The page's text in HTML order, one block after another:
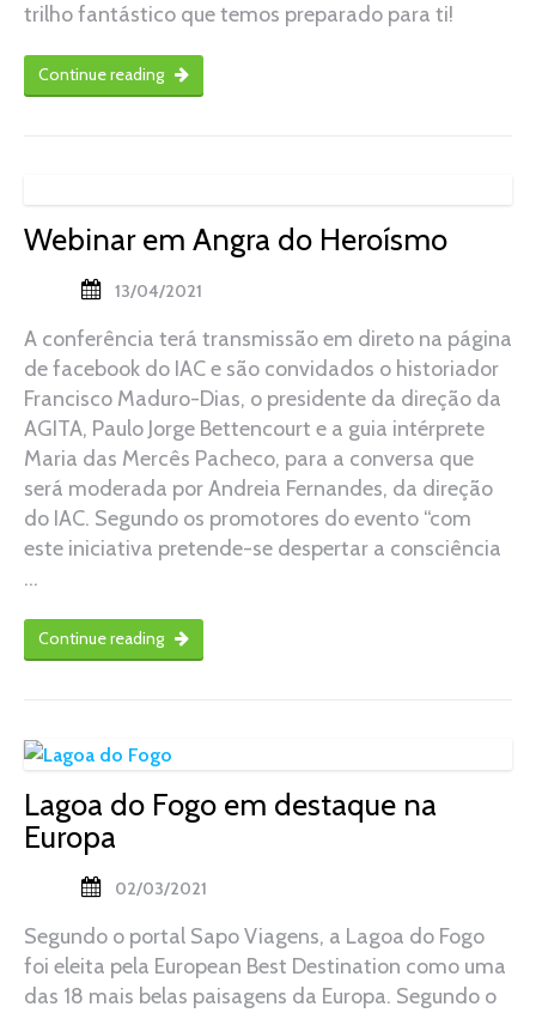
trilho fantástico que temos preparado para ti!
Continue reading
Webinar em Angra do Heroísmo
13/04/2021
A conferência terá transmissão em direto na página
de facebook do IAC e são convidados o historiador
Francisco Maduro-Dias, o presidente da direção da
AGITA, Paulo Jorge Bettencourt e a guia intérprete
Maria das Mercês Pacheco, para a conversa que
será moderada por Andreia Fernandes, da direção
do IAC. Segundo os promotores do evento “com
este iniciativa pretende-se despertar a consciência
…
Continue reading
Lagoa do Fogo em destaque na
Europa
02/03/2021
Segundo o portal Sapo Viagens, a Lagoa do Fogo
foi eleita pela European Best Destination como uma
das 18 mais belas paisagens da Europa. Segundo o